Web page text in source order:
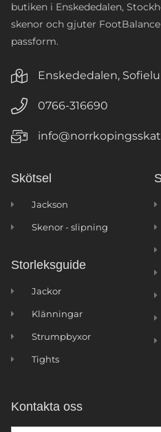
butiken i Enskededalen,
skenor och gjuter
passform.
Enskededalen,
0766-316690
Skötsel
Jackson
Skenor - slipning
Storleksguide
Jackor
Klänningar
Strumpbyxor
Tights
Kontakta oss